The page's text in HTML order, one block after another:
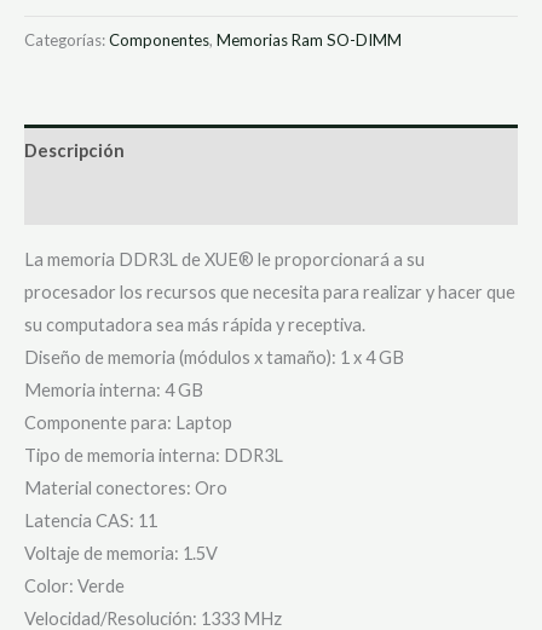
Categorías:Componentes, Memorias Ram SO-DIMM
Descripción
La memoria DDR3L de XUE® le proporcionará a su
procesador los recursos que necesita para realizar y hacer que
su computadora sea más rápida y receptiva.
Diseño de memoria (módulos x tamaño): 1 x 4 GB
Memoria interna: 4 GB
Componente para: Laptop
Tipo de memoria interna: DDR3L
Material conectores: Oro
Latencia CAS: 11
Voltaje de memoria: 1.5V
Color: Verde
Velocidad/Resolución: 1333 MHz